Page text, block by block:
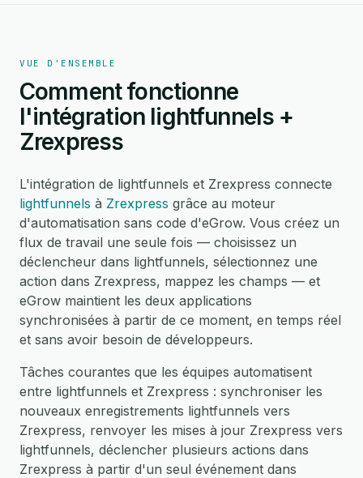
VUE D'ENSEMBLE
Comment fonctionne
l'intégration lightfunnels +
Zrexpress
L'intégration de lightfunnels et Zrexpress connecte
lightfunnels à Zrexpress grâce au moteur
d'automatisation sans code d'eGrow. Vous créez un
flux de travail une seule fois — choisissez un
déclencheur dans lightfunnels, sélectionnez une
action dans Zrexpress, mappez les champs — et
eGrow maintient les deux applications
synchronisées à partir de ce moment, en temps réel
et sans avoir besoin de développeurs.
Tâches courantes que les équipes automatisent
entre lightfunnels et Zrexpress : synchroniser les
nouveaux enregistrements lightfunnels vers
Zrexpress, renvoyer les mises à jour Zrexpress vers
lightfunnels, déclencher plusieurs actions dans
Zrexpress à partir d'un seul événement dans